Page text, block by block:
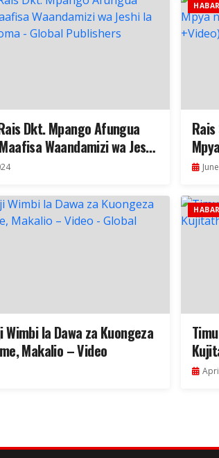
Dkt. Mpango Afungua
Waandamizi wa Jeshi
Wimbi la Dawa za Kuongeza
Makalio – Video